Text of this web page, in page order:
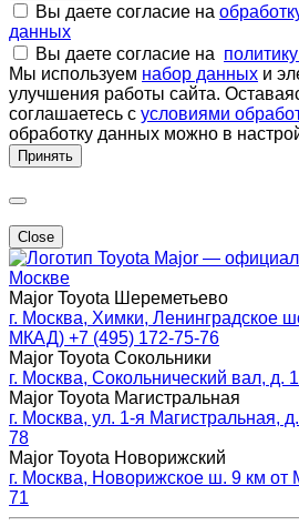
Вы даете согласие на
данных
Вы даете согласие на
Мы используем набор данных и
улучшения работы сайта.
соглашаетесь с условиями
обработку данных можно в
Принять
Close
Major —
Москве
Major Toyota Шереметьево
г. Москва, Химки, Ленинградское
МКАД) +7 (495) 172-75-76
Major Toyota Сокольники
г. Москва, Сокольнический вал, д.
Major Toyota Магистральная
г. Москва, ул. 1-я Магистральная,
78
Major Toyota Новорижский
г. Москва, Новорижское ш. 9 км
71